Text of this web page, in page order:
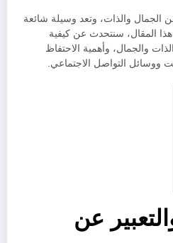
الجمال والذات، وتعد وسيلة شائعة
هذا المقال، سنتحدث عن كيفية
والجمال، وأهمية الاحتفاظ
ووسائل التواصل الاجتماعي.
عن